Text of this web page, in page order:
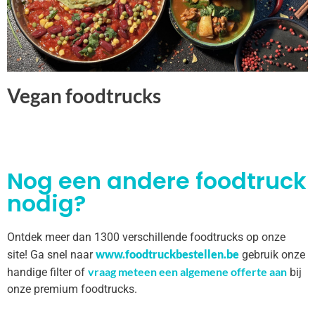
Vegan foodtrucks
Nog een andere foodtruck
nodig?
Ontdek meer dan 1300 verschillende foodtrucks op onze
site! Ga snel naarwww.foodtruckbestellen.be gebruik onze
handige filter of vraag meteen een algemene offerte aan bij
onze premium foodtrucks.